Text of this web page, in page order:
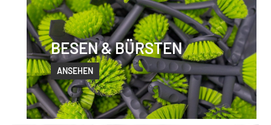
BESEN & BÜRSTEN
ANSEHEN